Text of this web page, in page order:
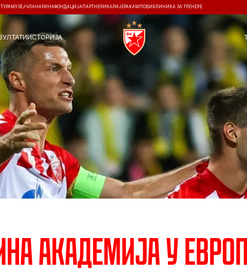
МУЗЕЈ ЧЛАНАРИНАФОНДАЦИЈА ПАРТНЕРИ КАРИЈЕРА КАМПОВИ КЛИНИКА ЗА ТРЕНЕРЕ
ИСТОРИЈА
академија у